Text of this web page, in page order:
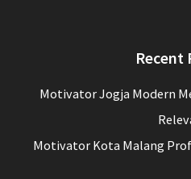
Recent
Motivator Jogja Modern
Motivator Kota Malang